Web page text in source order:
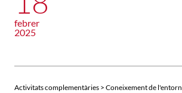
febrer
2025
Activitats complementàries > Coneixement de l'entorn